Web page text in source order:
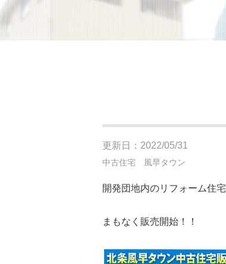
更新日：2022/05/31
中古住宅 風早タウン
開発団地内のリフォーム住宅
まもなく販売開始！！